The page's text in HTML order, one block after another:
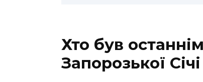
Хто був
Запорозької Січі